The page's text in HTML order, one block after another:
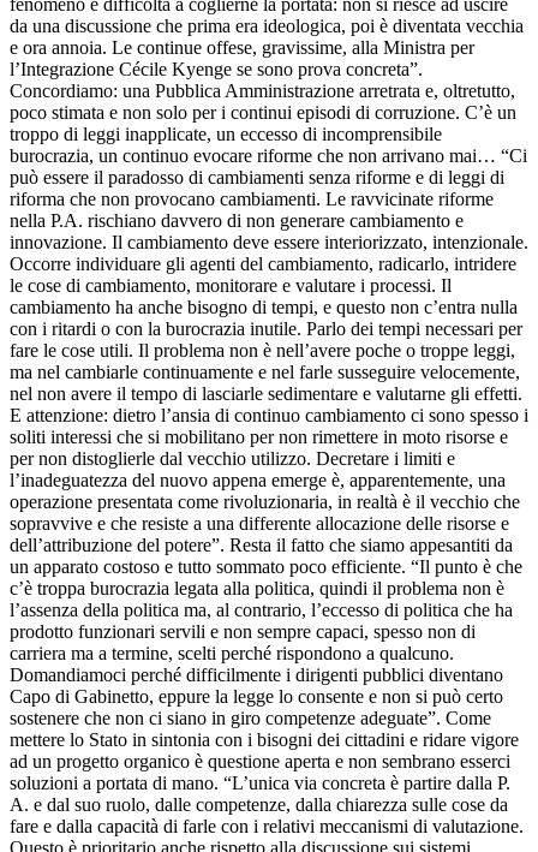
fenomeno e difficoltà a coglierne la portata: non si riesce ad uscire
da una discussione che prima era ideologica, poi è diventata vecchia
e ora annoia. Le continue offese, gravissime, alla Ministra per
l’Integrazione Cécile Kyenge se sono prova concreta”.
Concordiamo: una Pubblica Amministrazione arretrata e, oltretutto,
poco stimata e non solo per i continui episodi di corruzione. C’è un
troppo di leggi inapplicate, un eccesso di incomprensibile
burocrazia, un continuo evocare riforme che non arrivano mai… “Ci
può essere il paradosso di cambiamenti senza riforme e di leggi di
riforma che non provocano cambiamenti. Le ravvicinate riforme
nella P.A. rischiano davvero di non generare cambiamento e
innovazione. Il cambiamento deve essere interiorizzato, intenzionale.
Occorre individuare gli agenti del cambiamento, radicarlo, intridere
le cose di cambiamento, monitorare e valutare i processi. Il
cambiamento ha anche bisogno di tempi, e questo non c’entra nulla
con i ritardi o con la burocrazia inutile. Parlo dei tempi necessari per
fare le cose utili. Il problema non è nell’avere poche o troppe leggi,
ma nel cambiarle continuamente e nel farle susseguire velocemente,
nel non avere il tempo di lasciarle sedimentare e valutarne gli effetti.
E attenzione: dietro l’ansia di continuo cambiamento ci sono spesso i
soliti interessi che si mobilitano per non rimettere in moto risorse e
per non distoglierle dal vecchio utilizzo. Decretare i limiti e
l’inadeguatezza del nuovo appena emerge è, apparentemente, una
operazione presentata come rivoluzionaria, in realtà è il vecchio che
sopravvive e che resiste a una differente allocazione delle risorse e
dell’attribuzione del potere”. Resta il fatto che siamo appesantiti da
un apparato costoso e tutto sommato poco efficiente. “Il punto è che
c’è troppa burocrazia legata alla politica, quindi il problema non è
l’assenza della politica ma, al contrario, l’eccesso di politica che ha
prodotto funzionari servili e non sempre capaci, spesso non di
carriera ma a termine, scelti perché rispondono a qualcuno.
Domandiamoci perché difficilmente i dirigenti pubblici diventano
Capo di Gabinetto, eppure la legge lo consente e non si può certo
sostenere che non ci siano in giro competenze adeguate”. Come
mettere lo Stato in sintonia con i bisogni dei cittadini e ridare vigore
ad un progetto organico è questione aperta e non sembrano esserci
soluzioni a portata di mano. “L’unica via concreta è partire dalla P.
A. e dal suo ruolo, dalle competenze, dalla chiarezza sulle cose da
fare e dalla capacità di farle con i relativi meccanismi di valutazione.